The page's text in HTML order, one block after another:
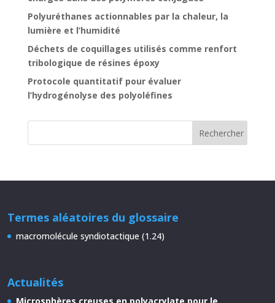
Polyuréthanes actionnables par la chaleur, la
lumière et l’humidité
Déchets de coquillages utilisés comme renfort
tribologique de résines époxy
Protocole quantitatif pour évaluer
l’hydrogénolyse des polyoléfines
Termes aléatoires du glossaire
macromolécule syndiotactique (1.24)
Actualités